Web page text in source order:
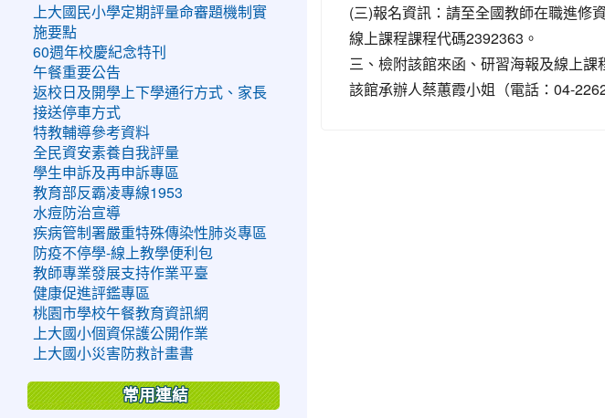
(三)報名資訊：請至全國教師在職進修
線上課程課程代碼2392363。
三、檢附該館來函、研習海報及線上
該館承辦人蔡蕙霞小姐（電話：04-
上大國民小學定期評量命審題機制實
施要點
60週年校慶紀念特刊
午餐重要公告
返校日及開學上下學通行方式、家長
接送停車方式
特教輔導參考資料
全民資安素養自我評量
學生申訴及再申訴專區
教育部反霸凌專線1953
水痘防治宣導
疾病管制署嚴重特殊傳染性肺炎專區
防疫不停學-線上教學便利包
教師專業發展支持作業平臺
健康促進評鑑專區
桃園市學校午餐教育資訊網
上大國小個資保護公開作業
上大國小災害防救計畫書
常用連結